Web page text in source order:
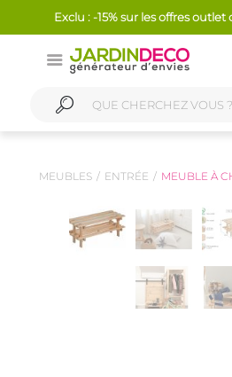
Exclu : -15% sur les offres outlet
MEUBLES ENTRÉE MEUBLE À